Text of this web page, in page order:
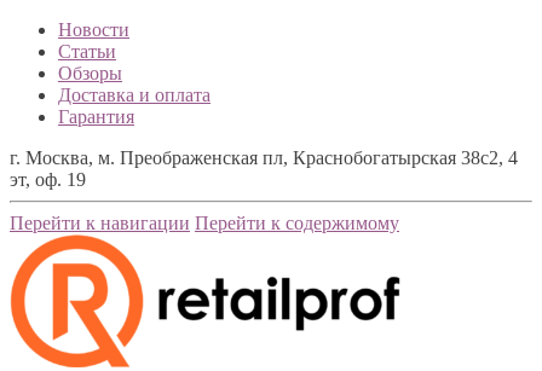
Новости
Статьи
Обзоры
Доставка и оплата
Гарантия
г. Москва, м. Преображенская пл, Краснобогатырская 38с2, 4
эт, оф. 19
Перейти к навигации Перейти к содержимому